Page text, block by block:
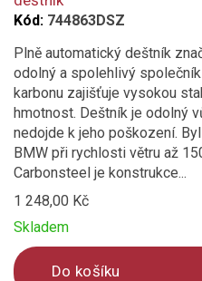
Kód: 744863DSZ
Plně automatický deštník
odolný a spolehlivý
karbonu zajišťuje vysokou
hmotnost. Deštník je odolný
nedojde k jeho poškození.
BMW při rychlosti větru až
Carbonsteel je konstrukce...
1 248,00 Kč
Skladem
Do košíku